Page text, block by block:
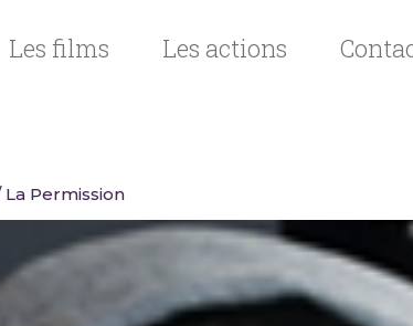
Les films Les actions
La Permission